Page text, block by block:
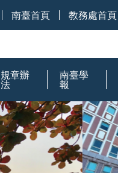
南臺首頁 教務處首頁
規章辦
法
南臺學
報